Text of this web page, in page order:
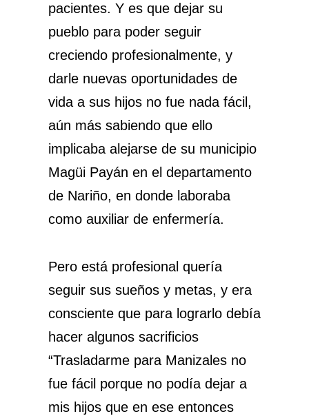
pacientes. Y es que dejar su
pueblo para poder seguir
creciendo profesionalmente, y
darle nuevas oportunidades de
vida a sus hijos no fue nada fácil,
aún más sabiendo que ello
implicaba alejarse de su municipio
Magüi Payán en el departamento
de Nariño, en donde laboraba
como auxiliar de enfermería.
Pero está profesional quería
seguir sus sueños y metas, y era
consciente que para lograrlo debía
hacer algunos sacrificios
“Trasladarme para Manizales no
fue fácil porque no podía dejar a
mis hijos que en ese entonces